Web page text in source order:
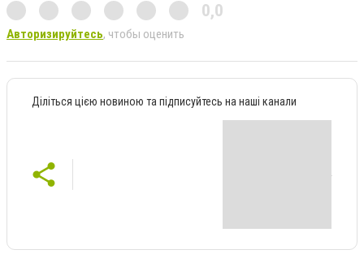
0,0
Авторизируйтесь, чтобы оценить
Діліться цією новиною та підписуйтесь на наші канали